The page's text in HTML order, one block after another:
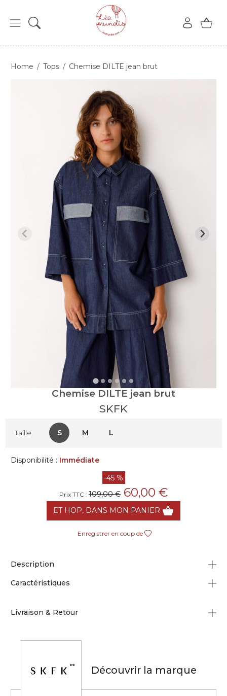
Home Tops Chemise DILTE jean brut
Chemise DILTE jean brut
SKFK
Taille S M L
Disponibilité : Immédiate
-45 %
Prix TTC : 109,00 € 60,00 €
ET HOP, DANS MON PANIER
Enregistrer en coup de
Description
Caractéristiques
Livraison & Retour
Découvrir la marque